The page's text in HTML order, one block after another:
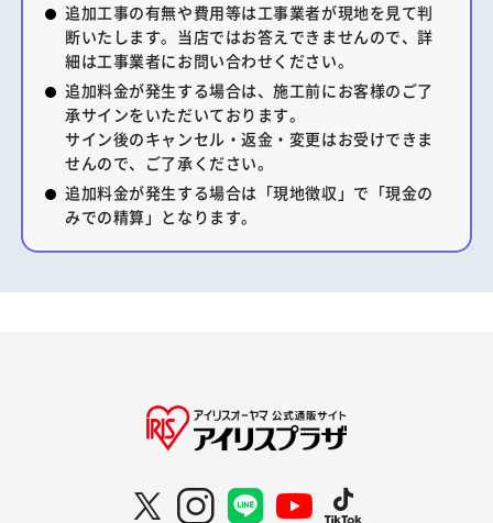
追加工事の有無や費用等は工事業者が現地を見て判
断いたします。当店ではお答えできませんので、詳
細は工事業者にお問い合わせください。
追加料金が発生する場合は、施工前にお客様のご了
承サインをいただいております。
サイン後のキャンセル・返金・変更はお受けできま
せんので、ご了承ください。
追加料金が発生する場合は「現地徴収」で「現金の
みでの精算」となります。